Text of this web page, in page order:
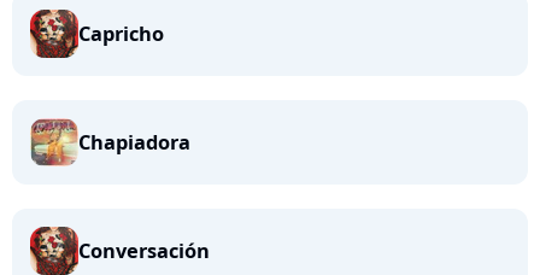
Capricho
Chapiadora
Conversación